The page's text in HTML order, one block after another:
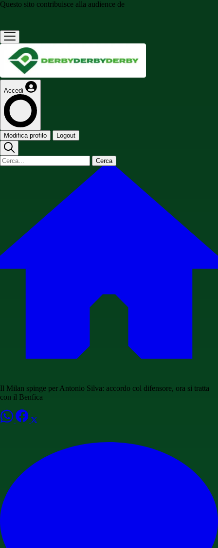
Questo sito contribuisce alla audience de
Accedi
Modifica profilo Logout
Cerca
Il Milan spinge per Antonio Silva: accordo col difensore, ora si tratta
con il Benfica